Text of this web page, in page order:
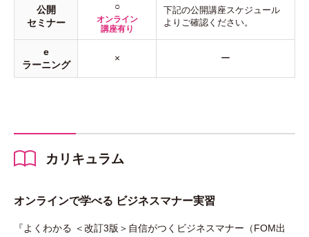
公開
セミナー
○
オンライン
講座有り
下記の公開講座スケジュール
よりご確認ください。
e
ラーニング
× ー
カリキュラム
オンラインで学べる ビジネスマナー実習
『よくわかる ＜改訂3版＞自信がつくビジネスマナー（FOM出